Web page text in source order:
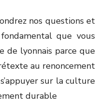
nos questions et
que vous
de lyonnais parce que
au renoncement
sur la culture
durable